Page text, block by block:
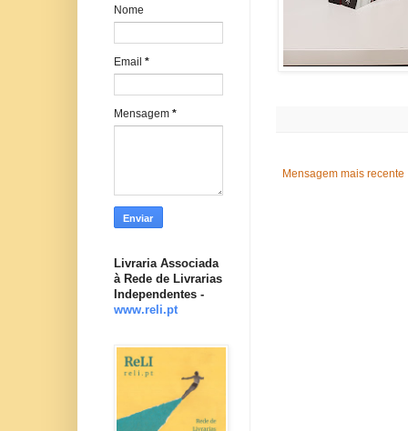
Mensagem mais recente
Nome
Email *
Mensagem *
Livraria Associada
à Rede de Livrarias
Independentes -
www.reli.pt